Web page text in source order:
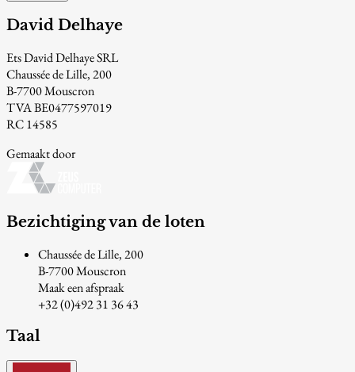
David Delhaye
Ets David Delhaye SRL
Chaussée de Lille, 200
B-7700 Mouscron
TVA BE0477597019
RC 14585
Gemaakt door
Bezichtiging van de loten
Chaussée de Lille, 200
B-7700 Mouscron
Maak een afspraak
+32 (0)492 31 36 43
Taal